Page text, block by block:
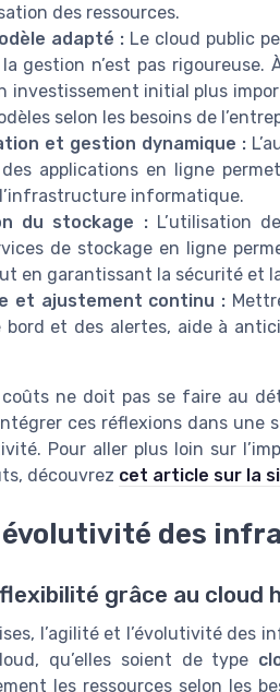
des ressources.
adapté : Le cloud public
gestion n’est pas
investissement initial plus
selon les besoins de
et gestion dynamique :
applications en ligne
informatique.
du stockage :L’utilisation
de stockage en ligne
en garantissant la sécurité et
et ajustement continu :
bord et des alertes, aide à
ne doit pas se faire au
ces réflexions dans
Pour aller plus loin sur
découvrez cet article sur la
des
grâce au cloud
l’agilité et l’évolutivité
qu’elles soient de type
les ressources selon les